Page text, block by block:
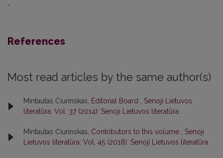
-
References
Most read articles by the same author(s)
Mintautas Čiurinskas, Editorial Board , Senoji Lietuvos
literatūra: Vol. 37 (2014): Senoji Lietuvos literatūra
Mintautas Čiurinskas, Contributors to this volume , Senoji
Lietuvos literatūra: Vol. 45 (2018): Senoji Lietuvos literatūra